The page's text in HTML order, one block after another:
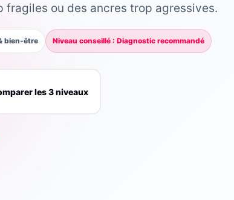
fragiles ou des ancres trop agressives.
bien-être Niveau conseillé : Diagnostic recommandé
les 3 niveaux